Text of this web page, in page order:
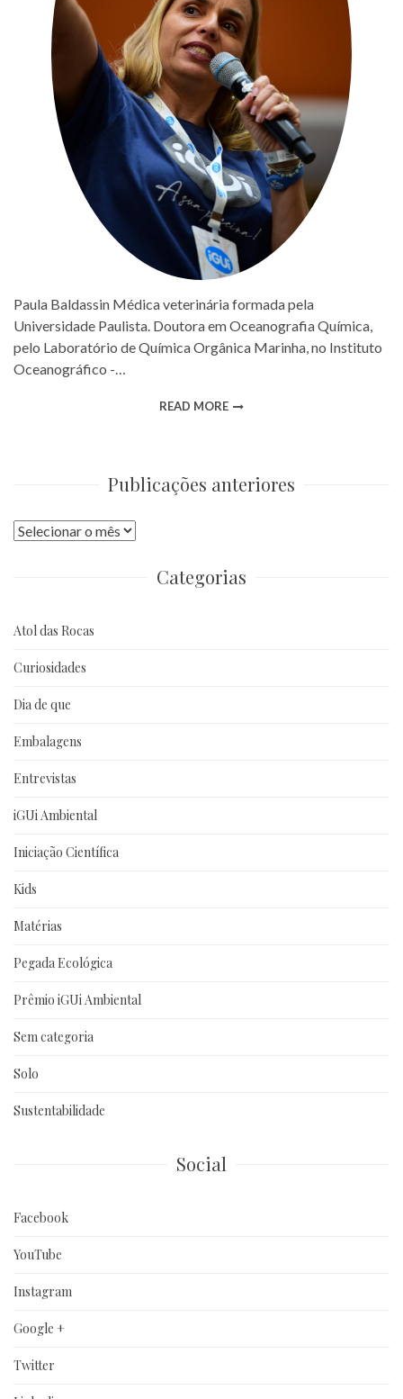
Paula Baldassin Médica veterinária formada pela
Universidade Paulista. Doutora em Oceanografia Química,
pelo Laboratório de Química Orgânica Marinha, no Instituto
Oceanográfico -…
READ MORE
Publicações anteriores
Publicações
Categorias
Atol das Rocas
Curiosidades
Dia de que
Embalagens
Entrevistas
iGUi Ambiental
Iniciação Científica
Kids
Matérias
Pegada Ecológica
Prêmio iGUi Ambiental
Sem categoria
Solo
Sustentabilidade
Social
Facebook
YouTube
Instagram
Google +
Twitter